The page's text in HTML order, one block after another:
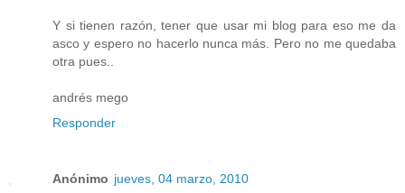
Y si tienen razón, tener que usar mi blog para eso me da
asco y espero no hacerlo nunca más. Pero no me quedaba
otra pues..
andrés mego
Responder
Anónimo jueves, 04 marzo, 2010